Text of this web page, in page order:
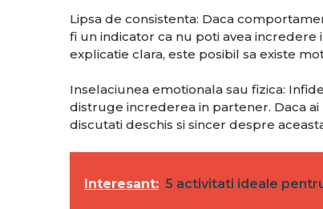
Lipsa de consistenta: Daca
fi un indicator ca nu poti avea incredere
explicatie clara, este posibil sa existe
Inselaciunea emotionala sau fizica:
distruge increderea in partener. Daca
discutati deschis si sincer despre
Interesant: 5 activitati ideale